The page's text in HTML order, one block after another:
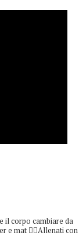
il corpo cambiare da
e mat 👇🏻Allenati con